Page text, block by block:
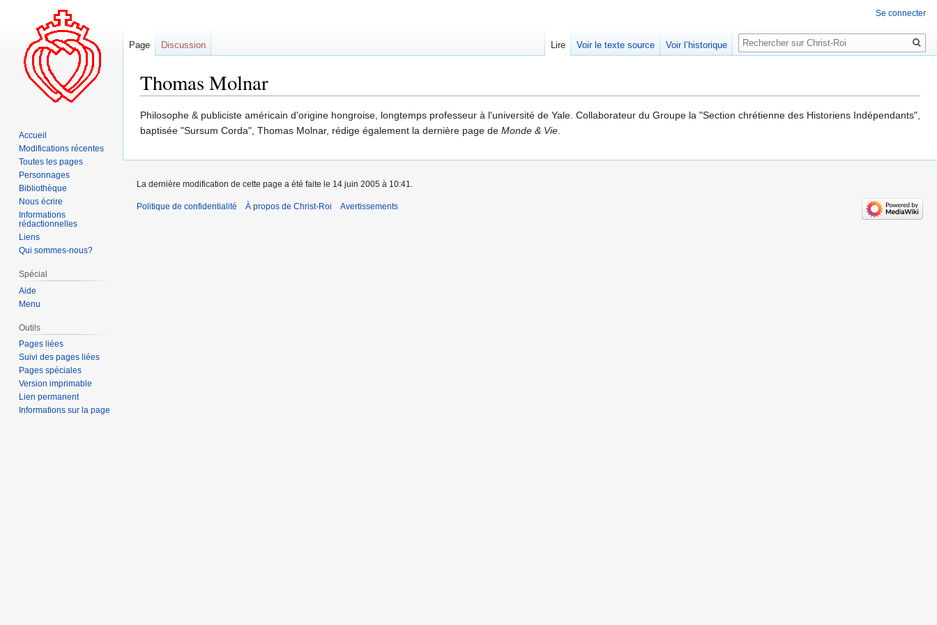
Thomas Molnar
Aller
à
navigation
Aller
à
recherche
Philosophe & publiciste américain d'origine hongroise, longtemps professeur à l'université de Yale. Collaborateur du Groupe la "Section chrétienne des Historiens Indépendants",
baptisée "Sursum Corda", Thomas Molnar, rédige également la dernière page de Monde & Vie.
Se connecter
Page Discussion Lire Voir le texte source Voir l’historique
Rechercher
Accueil
Modifications récentes
Toutes les pages
Personnages
Bibliothèque
Nous écrire
Informations
rédactionnelles
Liens
Qui sommes-nous?
Spécial
Aide
Menu
Outils
Pages liées
Suivi des pages liées
Pages spéciales
Version imprimable
Lien permanent
Informations sur la page
La dernière modification de cette page a été faite le 14 juin 2005 à 10:41.
Politique de confidentialité À propos de Christ-Roi Avertissements